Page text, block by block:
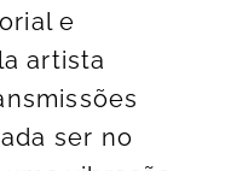
e
artista
ser no